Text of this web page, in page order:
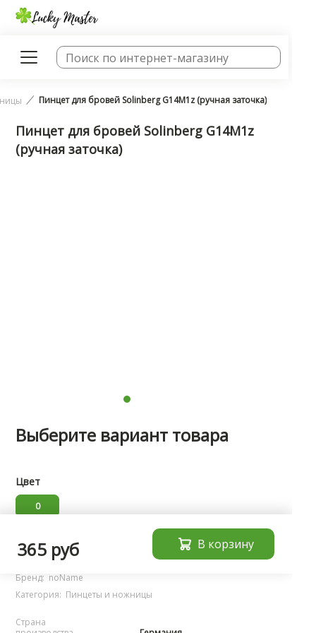
Пинцет для бровей Solinberg G14M1z (ручная заточка)
Пинцет для бровей Solinberg G14M1z
(ручная заточка)
Выберите вариант товара
Цвет
0
Характеристики
Бренд: noName
Категория: Пинцеты и ножницы
Страна
365 руб В корзину